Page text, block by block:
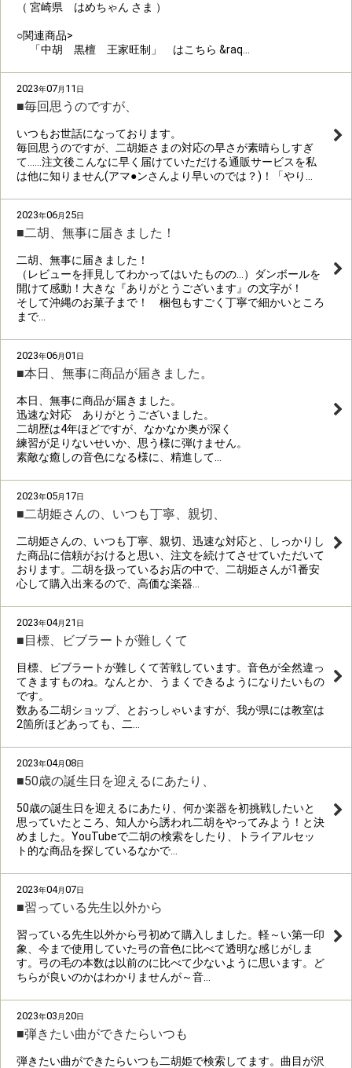
（ 宮崎県 はめちゃん さま ）
○関連商品>
「中胡 黒檀 王家旺制」 はこちら &raq…
2023年07月 11 日
■毎回思うのですが、
いつもお世話になっております。
毎回思うのですが、二胡姫さまの対応の早さが素晴らしすぎ
て……注文後こんなに早く届けていただける通販サービスを私
は他に知りません(アマ●ンさんより早いのでは？)！「やり…
2023年06月25日
■二胡、無事に届きました！
二胡、無事に届きました！
（レビューを拝見してわかってはいたものの…）ダンボールを
開けて感動！大きな『ありがとうございます』の文字が！
そして沖縄のお菓子まで！ 梱包もすごく丁寧で細かいところ
まで…
2023年06月01 日
■本日、無事に商品が届きました。
本日、無事に商品が届きました。
迅速な対応 ありがとうございました。
二胡歴は4年ほどですが、なかなか奥が深く
練習が足りないせいか、思う様に弾けません。
素敵な癒しの音色になる様に、精進して…
2023年05月 17日
■二胡姫さんの、いつも丁寧、親切、
二胡姫さんの、いつも丁寧、親切、迅速な対応と、しっかりし
た商品に信頼がおけると思い、注文を続けてさせていただいて
おります。二胡を扱っているお店の中で、二胡姫さんが1番安
心して購入出来るので、高価な楽器…
2023年04月21 日
■目標、ビブラートが難しくて
目標、ビブラートが難しくて苦戦しています。音色が全然違っ
てきますものね。なんとか、うまくできるようになりたいもの
です。
数ある二胡ショップ、とおっしゃいますが、我が県には教室は
2箇所ほどあっても、二…
2023年04月08日
■50歳の誕生日を迎えるにあたり、
50歳の誕生日を迎えるにあたり、何か楽器を初挑戦したいと
思っていたところ、知人から誘われ二胡をやってみよう！と決
めました。YouTubeで二胡の検索をしたり、トライアルセッ
ト的な商品を探しているなかで…
2023年04月07日
■習っている先生以外から
習っている先生以外から弓初めて購入しました。軽～い第一印
象、今まで使用していた弓の音色に比べて透明な感じがしま
す。弓の毛の本数は以前のに比べて少ないように思います。ど
ちらが良いのかはわかりませんが～音…
2023年03 月20日
■弾きたい曲ができたらいつも
弾きたい曲ができたらいつも二胡姫で検索してます。曲目が沢